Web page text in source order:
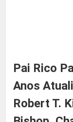
Pai Rico
Anos
Robert T.